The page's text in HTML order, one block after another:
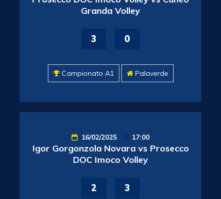
Granda Volley
3 0
Campionato A1 Palaverde
16/02/2025 17:00
Igor Gorgonzola Novara vs Prosecco
DOC Imoco Volley
2 3